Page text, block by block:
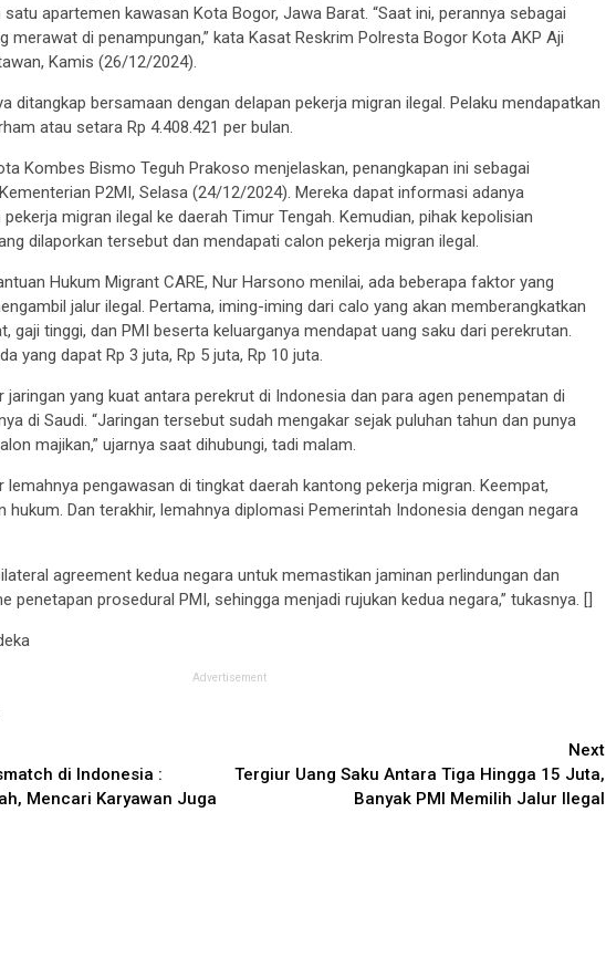
apartemen kawasan Kota Bogor, Jawa Barat. “Saat ini, perannya sebagai
merawat di penampungan,” kata Kasat Reskrim Polresta Bogor Kota AKP Aji
Kamis (26/12/2024).
ditangkap bersamaan dengan delapan pekerja migran ilegal. Pelaku mendapatkan
atau setara Rp 4.408.421 per bulan.
Kombes Bismo Teguh Prakoso menjelaskan, penangkapan ini sebagai
P2MI, Selasa (24/12/2024). Mereka dapat informasi adanya
migran ilegal ke daerah Timur Tengah. Kemudian, pihak kepolisian
dilaporkan tersebut dan mendapati calon pekerja migran ilegal.
Hukum Migrant CARE, Nur Harsono menilai, ada beberapa faktor yang
jalur ilegal. Pertama, iming-iming dari calo yang akan memberangkatkan
gaji tinggi, dan PMI beserta keluarganya mendapat uang saku dari perekrutan.
yang dapat Rp 3 juta, Rp 5 juta, Rp 10 juta.
jaringan yang kuat antara perekrut di Indonesia dan para agen penempatan di
di Saudi. “Jaringan tersebut sudah mengakar sejak puluhan tahun dan punya
majikan,” ujarnya saat dihubungi, tadi malam.
lemahnya pengawasan di tingkat daerah kantong pekerja migran. Keempat,
hukum. Dan terakhir, lemahnya diplomasi Pemerintah Indonesia dengan negara
agreement kedua negara untuk memastikan jaminan perlindungan dan
penetapan prosedural PMI, sehingga menjadi rujukan kedua negara,” tukasnya. []
Advertisement
di Indonesia :
Mencari Karyawan Juga
Next
Tergiur Uang Saku Antara Tiga Hingga 15 Juta,
Banyak PMI Memilih Jalur Ilegal